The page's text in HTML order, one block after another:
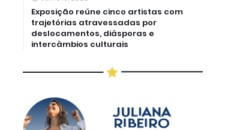
Exposição reúne cinco artistas com
trajetórias atravessadas por
deslocamentos, diásporas e
intercâmbios culturais